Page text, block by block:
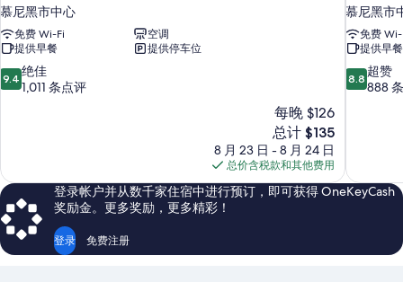
慕尼黑市中心
免费 Wi-Fi
空调
提供早餐
提供停车位
9.4
分，
1,011
条
点
评
9.4 绝佳
1,011 条点评
每晚 $126
新
价
格
$135
总计 $135
8 月 23 日 - 8 月 24 日
总价含税款和其他费用
慕尼黑市
免费
提供早餐
8.8
分，
888
条
8.8 超赞
888
登录帐户并从数千家住宿中进行预订，即可获得 OneKeyCash
奖励金。更多奖励，更多精彩！
登录 免费注册